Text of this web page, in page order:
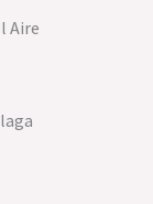
Aire